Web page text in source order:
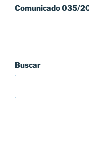
entrada
Comunicado 035/
Buscar